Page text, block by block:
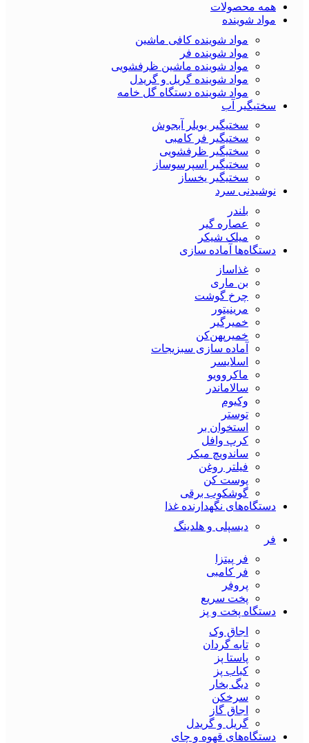
همه محصولات
مواد شوینده
مواد شوینده کافی ماشین
مواد شوینده فر
مواد شوینده ماشین ظرفشویی
مواد شوینده گریل و گریدل
مواد شوینده دستگاه گل خامه
سختیگیر آب
سختیگیر بویلر آبجوش
سختیگیر فر کامبی
سختیگیر ظرفشویی
سختیگیر اسپرسوساز
سختیگیر یخساز
نوشیدنی سرد
بلندر
عصاره گیر
میلک شیکر
دستگاه‌ها آماده سازی
غذاساز
بن ماری
چرخ گوشت
مرینیتور
خمیرگیر
خمیر‌پهن‌کن
آماده سازی سبزیجات
اسلایسر
ماکروویو
سالاماندر
وکیوم
توستر
استخوان بر
کرپ وافل
ساندویچ میکر
فیلتر روغن
پوست کن
گوشکوب برقی
دستگاه‌های نگهدارنده غذا
دیسپلی و هلدینگ
فر
فر پیتزا
فر کامبی
پروفر
پخت سریع
دستگاه‌ پخت و پز
اجاق وک
تابه گردان
پاستا پز
کباب پز
دیگ بخار
سرخکن
اجاق گاز
گریل و گریدل
دستگاه‌های قهوه و چای